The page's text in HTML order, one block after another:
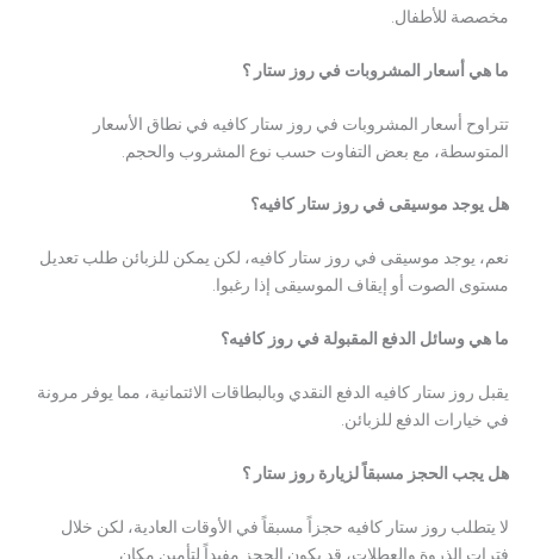
مخصصة للأطفال.
ما هي أسعار المشروبات في روز ستار ؟
تتراوح أسعار المشروبات في روز ستار كافيه في نطاق الأسعار
المتوسطة، مع بعض التفاوت حسب نوع المشروب والحجم.
هل يوجد موسيقى في روز ستار كافيه؟
نعم، يوجد موسيقى في روز ستار كافيه، لكن يمكن للزبائن طلب تعديل
مستوى الصوت أو إيقاف الموسيقى إذا رغبوا.
ما هي وسائل الدفع المقبولة في روز كافيه؟
يقبل روز ستار كافيه الدفع النقدي وبالبطاقات الائتمانية، مما يوفر مرونة
في خيارات الدفع للزبائن.
هل يجب الحجز مسبقاً لزيارة روز ستار ؟
لا يتطلب روز ستار كافيه حجزاً مسبقاً في الأوقات العادية، لكن خلال
فترات الذروة والعطلات، قد يكون الحجز مفيداً لتأمين مكان.